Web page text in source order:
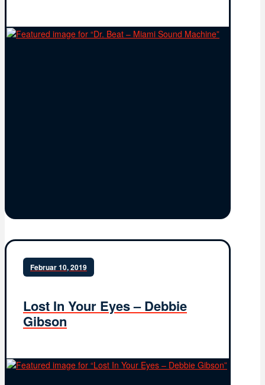
Februar 10, 2019
Lost In Your Eyes – Debbie
Gibson